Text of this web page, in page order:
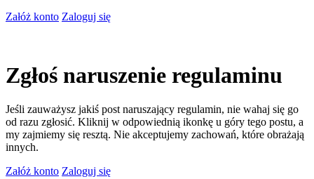
Załóż konto Zaloguj się
Zgłoś naruszenie regulaminu
Jeśli zauważysz jakiś post naruszający regulamin, nie wahaj się go
od razu zgłosić. Kliknij w odpowiednią ikonkę u góry tego postu, a
my zajmiemy się resztą. Nie akceptujemy zachowań, które obrażają
innych.
Załóż konto Zaloguj się